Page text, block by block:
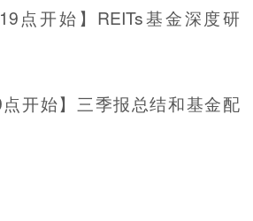
点开始】REITs基金深度研
开始】三季报总结和基金配